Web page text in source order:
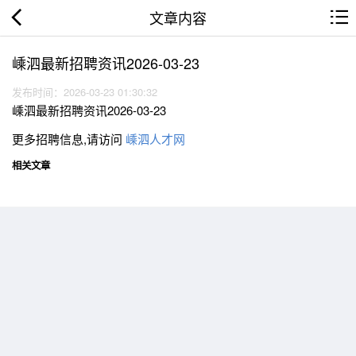
文章内容
嵊泗最新招聘资讯2026-03-23
发布时间：2026-03-23 01:30:32
嵊泗最新招聘资讯2026-03-23
更多招聘信息,请访问 嵊泗人才网
相关文章